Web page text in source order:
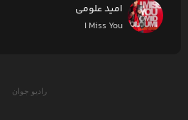
امید علومی
I Miss You
رادیو جوان